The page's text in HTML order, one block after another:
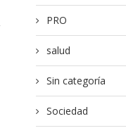
PRO
salud
Sin categoría
Sociedad